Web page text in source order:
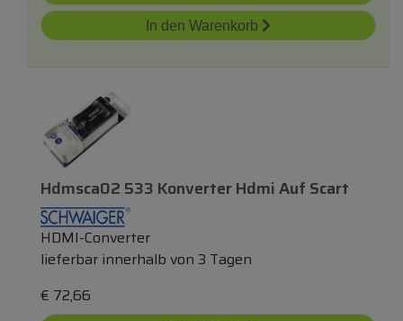
In den Warenkorb
Hdmsca02 533 Konverter Hdmi Auf Scart
HDMI-Converter
lieferbar innerhalb von 3 Tagen
€ 72,66